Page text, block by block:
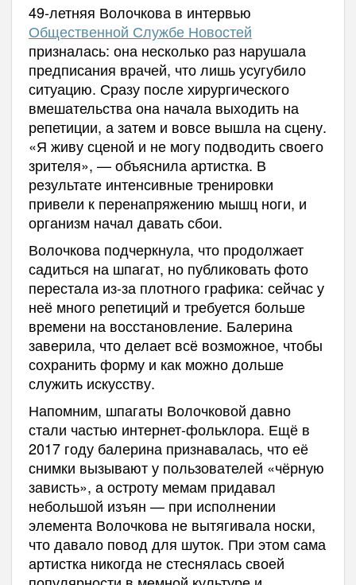
49-летняя Волочкова в интервью
Общественной Службе Новостей
призналась: она несколько раз нарушала
предписания врачей, что лишь усугубило
ситуацию. Сразу после хирургического
вмешательства она начала выходить на
репетиции, а затем и вовсе вышла на сцену.
«Я живу сценой и не могу подводить своего
зрителя», — объяснила артистка. В
результате интенсивные тренировки
привели к перенапряжению мышц ноги, и
организм начал давать сбои.
Волочкова подчеркнула, что продолжает
садиться на шпагат, но публиковать фото
перестала из-за плотного графика: сейчас у
неё много репетиций и требуется больше
времени на восстановление. Балерина
заверила, что делает всё возможное, чтобы
сохранить форму и как можно дольше
служить искусству.
Напомним, шпагаты Волочковой давно
стали частью интернет-фольклора. Ещё в
2017 году балерина признавалась, что её
снимки вызывают у пользователей «чёрную
зависть», а остроту мемам придавал
небольшой изъян — при исполнении
элемента Волочкова не вытягивала носки,
что давало повод для шуток. При этом сама
артистка никогда не стеснялась своей